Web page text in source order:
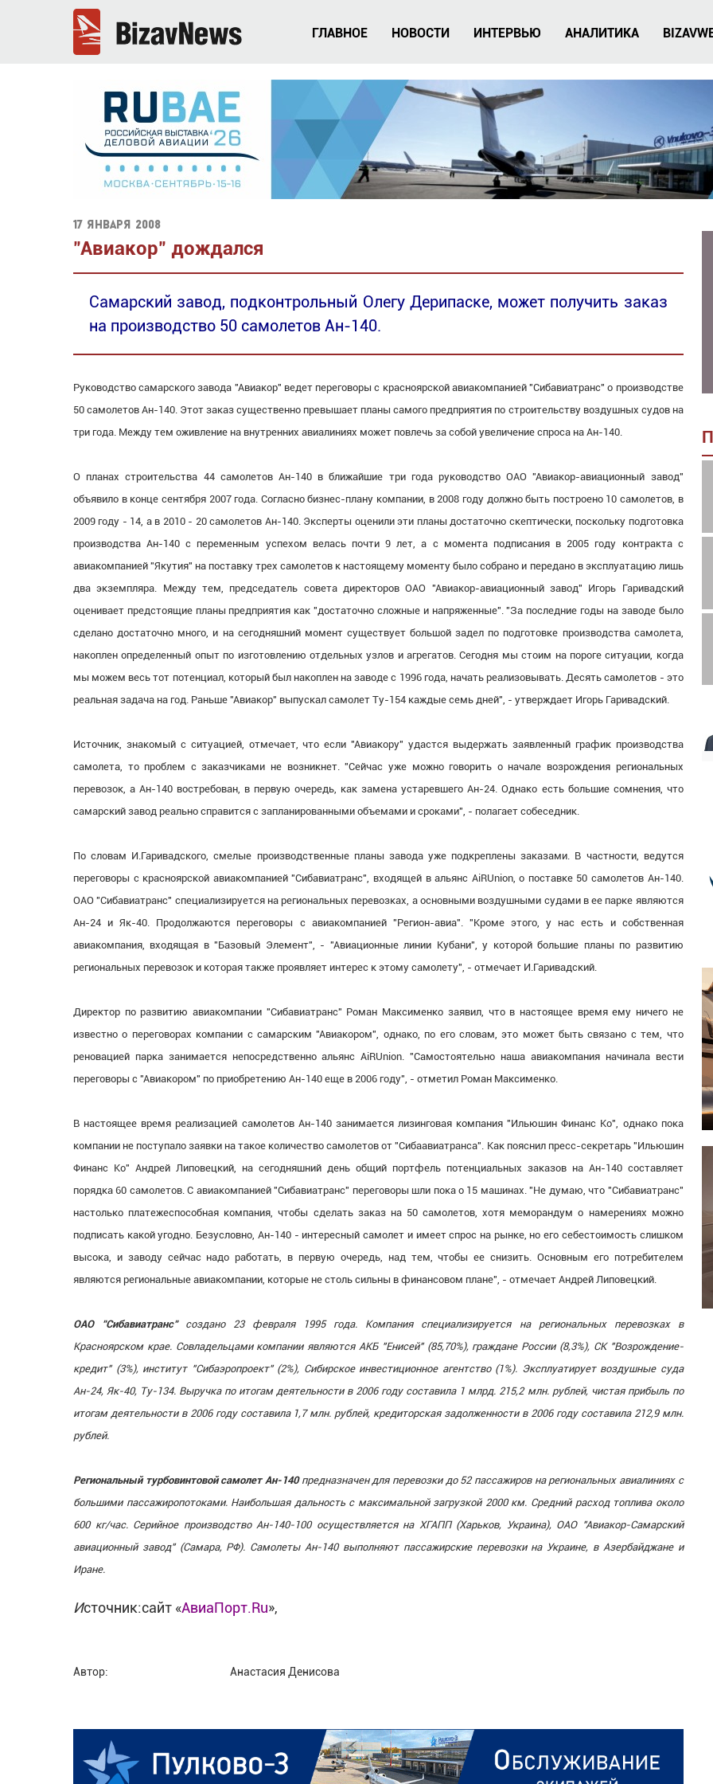
ГЛАВНОЕ НОВОСТИ ИНТЕРВЬЮ АНАЛИТИКА
17 января 2008
"Авиакор" дождался
Cамарский завод, подконтрольный Олегу Дерипаске, может получить заказ
на производство 50 самолетов Ан-140.
Руководство самарского завода "Авиакор" ведет переговоры с красноярской авиакомпанией "Сибавиатранс" о производстве
50 самолетов Ан-140. Этот заказ существенно превышает планы самого предприятия по строительству воздушных судов на
три года. Между тем оживление на внутренних авиалиниях может повлечь за собой увеличение спроса на Ан-140.
О планах строительства 44 самолетов Ан-140 в ближайшие три года руководство ОАО "Авиакор-авиационный завод"
объявило в конце сентября 2007 года. Согласно бизнес-плану компании, в 2008 году должно быть построено 10 самолетов, в
2009 году - 14, а в 2010 - 20 самолетов Ан-140. Эксперты оценили эти планы достаточно скептически, поскольку подготовка
производства Ан-140 с переменным успехом велась почти 9 лет, а с момента подписания в 2005 году контракта с
авиакомпанией "Якутия" на поставку трех самолетов к настоящему моменту было собрано и передано в эксплуатацию лишь
два экземпляра. Между тем, председатель совета директоров ОАО "Авиакор-авиационный завод" Игорь Гаривадский
оценивает предстоящие планы предприятия как "достаточно сложные и напряженные". "За последние годы на заводе было
сделано достаточно много, и на сегодняшний момент существует большой задел по подготовке производства самолета,
накоплен определенный опыт по изготовлению отдельных узлов и агрегатов. Сегодня мы стоим на пороге ситуации, когда
мы можем весь тот потенциал, который был накоплен на заводе с 1996 года, начать реализовывать. Десять самолетов - это
реальная задача на год. Раньше "Авиакор" выпускал самолет Ту-154 каждые семь дней", - утверждает Игорь Гаривадский.
Источник, знакомый с ситуацией, отмечает, что если "Авиакору" удастся выдержать заявленный график производства
самолета, то проблем с заказчиками не возникнет. "Сейчас уже можно говорить о начале возрождения региональных
перевозок, а Ан-140 востребован, в первую очередь, как замена устаревшего Ан-24. Однако есть большие сомнения, что
самарский завод реально справится с запланированными объемами и сроками", - полагает собеседник.
По словам И.Гаривадского, смелые производственные планы завода уже подкреплены заказами. В частности, ведутся
переговоры с красноярской авиакомпанией "Сибавиатранс", входящей в альянс AiRUnion, о поставке 50 самолетов Ан-140.
ОАО "Сибавиатранс" специализируется на региональных перевозках, а основными воздушными судами в ее парке являются
Ан-24 и Як-40. Продолжаются переговоры с авиакомпанией "Регион-авиа". "Кроме этого, у нас есть и собственная
авиакомпания, входящая в "Базовый Элемент", - "Авиационные линии Кубани", у которой большие планы по развитию
региональных перевозок и которая также проявляет интерес к этому самолету", - отмечает И.Гаривадский.
Директор по развитию авиакомпании "Сибавиатранс" Роман Максименко заявил, что в настоящее время ему ничего не
известно о переговорах компании с самарским "Авиакором", однако, по его словам, это может быть связано с тем, что
реновацией парка занимается непосредственно альянс AiRUnion. "Самостоятельно наша авиакомпания начинала вести
переговоры с "Авиакором" по приобретению Ан-140 еще в 2006 году", - отметил Роман Максименко.
В настоящее время реализацией самолетов Ан-140 занимается лизинговая компания "Ильюшин Финанс Ко", однако пока
компании не поступало заявки на такое количество самолетов от "Сибаавиатранса". Как пояснил пресс-секретарь "Ильюшин
Финанс Ко" Андрей Липовецкий, на сегодняшний день общий портфель потенциальных заказов на Ан-140 составляет
порядка 60 самолетов. С авиакомпанией "Сибавиатранс" переговоры шли пока о 15 машинах. "Не думаю, что "Сибавиатранс"
настолько платежеспособная компания, чтобы сделать заказ на 50 самолетов, хотя меморандум о намерениях можно
подписать какой угодно. Безусловно, Ан-140 - интересный самолет и имеет спрос на рынке, но его себестоимость слишком
высока, и заводу сейчас надо работать, в первую очередь, над тем, чтобы ее снизить. Основным его потребителем
являются региональные авиакомпании, которые не столь сильны в финансовом плане", - отмечает Андрей Липовецкий.
ОАО "Сибавиатранс"создано 23 февраля 1995 года. Компания специализируется на региональных перевозках в
Красноярском крае. Совладельцами компании являются АКБ "Енисей" (85,70%), граждане России (8,3%), СК "Возрождение-
кредит" (3%), институт "Сибаэропроект" (2%), Сибирское инвестиционное агентство (1%). Эксплуатирует воздушные суда
Ан-24, Як-40, Ту-134. Выручка по итогам деятельности в 2006 году составила 1 млрд. 215,2 млн. рублей, чистая прибыль по
итогам деятельности в 2006 году составила 1,7 млн. рублей, кредиторская задолженности в 2006 году составила 212,9 млн.
рублей.
Региональный турбовинтовой самолет Ан-140предназначен для перевозки до 52 пассажиров на региональных авиалиниях с
большими пассажиропотоками. Наибольшая дальность с максимальной загрузкой 2000 км. Средний расход топлива около
600 кг/час. Серийное производство Ан-140-100 осуществляется на ХГАПП (Харьков, Украина), ОАО "Авиакор-Самарский
авиационный завод" (Самара, РФ). Самолеты Ан-140 выполняют пассажирские перевозки на Украине, в Азербайджане и
Иране.
Источник:сайт «АвиаПорт.Ru»,
Автор: Анастасия Денисова